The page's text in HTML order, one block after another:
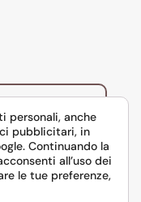
personali, anche
pubblicitari, in
Continuando la
all’uso dei
le tue preferenze,